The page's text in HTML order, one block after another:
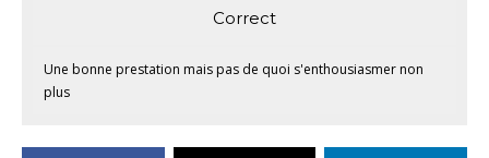
Correct
Une bonne prestation mais pas de quoi s'enthousiasmer non
plus